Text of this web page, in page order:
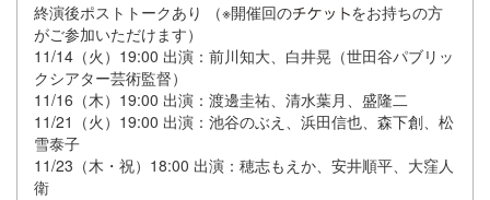
終演後ポストトークあり （※開催回の
をお持ちの方
がご参加いただけます）
11/14（火）19:00 出演：前川知大、白井晃（世田谷パブリッ
クシアター芸術監督）
11/16（木）19:00 出演：渡邊圭祐、清水葉月、盛隆二
11/21（火）19:00 出演：池谷のぶえ、浜田信也、森下創、松
雪泰子
11/23（木・祝）18:00 出演：穂志もえか、安井順平、大窪人
衛